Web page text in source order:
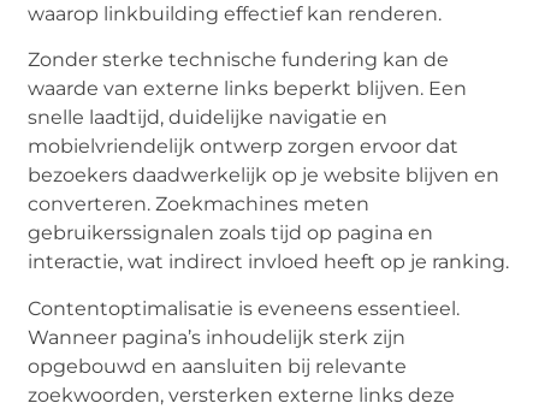
waarop linkbuilding effectief kan renderen.
Zonder sterke technische fundering kan de
waarde van externe links beperkt blijven. Een
snelle laadtijd, duidelijke navigatie en
mobielvriendelijk ontwerp zorgen ervoor dat
bezoekers daadwerkelijk op je website blijven en
converteren. Zoekmachines meten
gebruikerssignalen zoals tijd op pagina en
interactie, wat indirect invloed heeft op je ranking.
Contentoptimalisatie is eveneens essentieel.
Wanneer pagina’s inhoudelijk sterk zijn
opgebouwd en aansluiten bij relevante
zoekwoorden, versterken externe links deze